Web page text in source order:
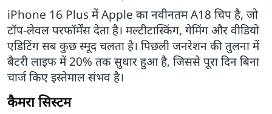
iPhone 16 Plus में Apple का नवीनतम A18 चिप है, जो
टॉप-लेवल परफॉर्मेंस देता है। मल्टीटास्किंग, गेमिंग और वीडियो
एडिटिंग सब कुछ स्मूद चलता है। पिछली जनरेशन की तुलना में
बैटरी लाइफ में 20% तक सुधार हुआ है, जिससे पूरा दिन बिना
चार्ज किए इस्तेमाल संभव है।
कैमरा सिस्टम